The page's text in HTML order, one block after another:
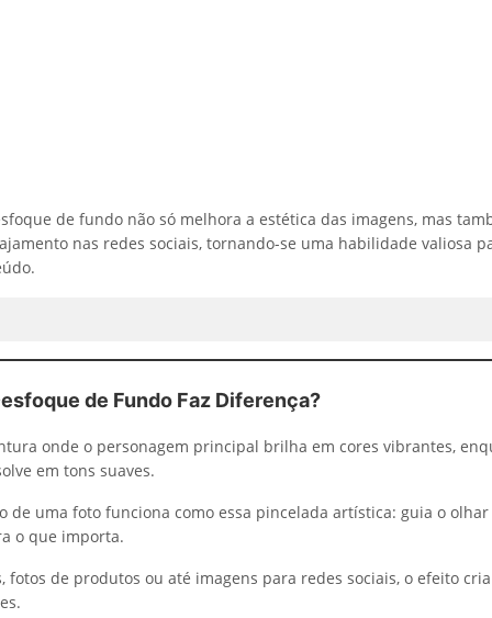
de fundo não só melhora a estética das imagens, mas
nas redes sociais, tornando-se uma habilidade valiosa
de Fundo Faz Diferença?
onde o personagem principal brilha em cores vibrantes,
em tons suaves.
de uma foto funciona como essa pincelada artística: guia o
o que importa.
fotos de produtos ou até imagens para redes sociais, o efeito